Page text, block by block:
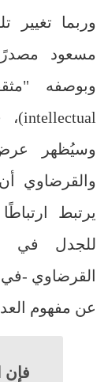
وربما تغيير
مسعود
وبوصفه
intellectual)،
وسيُظهر
والقرضاوي أن
يرتبط
للجدل في
عن مفهوم
فإن